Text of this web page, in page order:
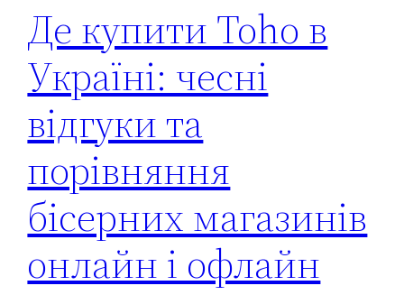
Де купити Toho в
Україні: чесні
відгуки та
порівняння
бісерних магазинів
онлайн і офлайн